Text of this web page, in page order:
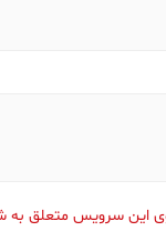
این سرویس متعلق